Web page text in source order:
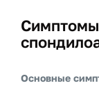
Основные